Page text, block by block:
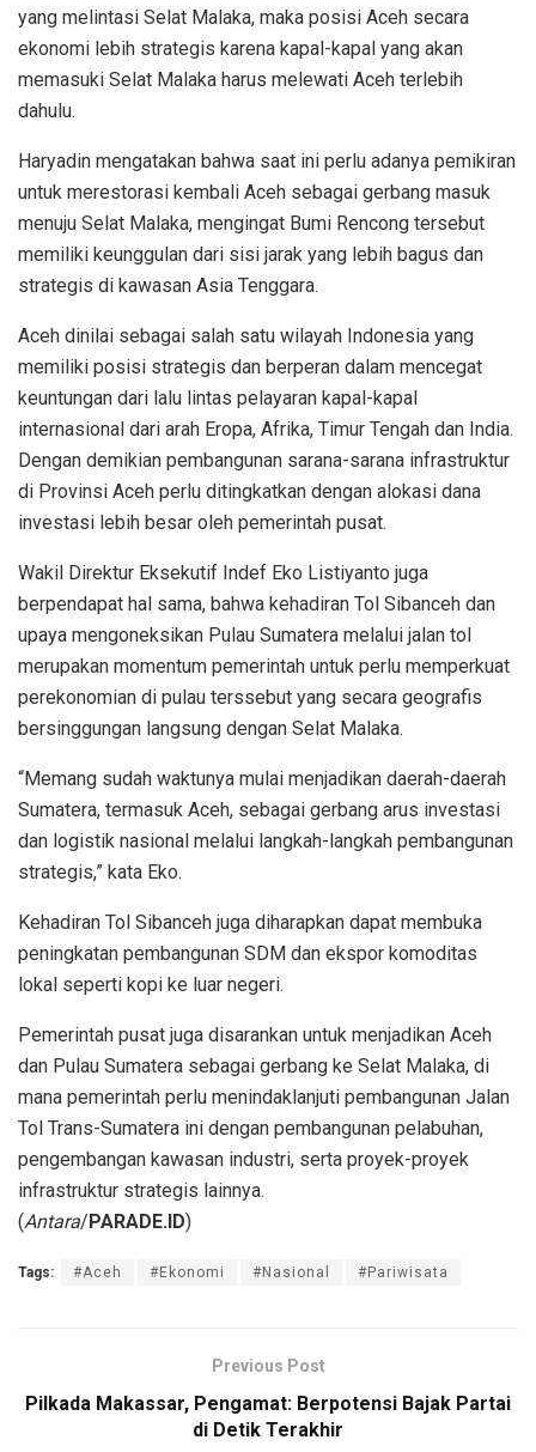
yang melintasi Selat Malaka, maka posisi Aceh secara
ekonomi lebih strategis karena kapal-kapal yang akan
memasuki Selat Malaka harus melewati Aceh terlebih
dahulu.
Haryadin mengatakan bahwa saat ini perlu adanya pemikiran
untuk merestorasi kembali Aceh sebagai gerbang masuk
menuju Selat Malaka, mengingat Bumi Rencong tersebut
memiliki keunggulan dari sisi jarak yang lebih bagus dan
strategis di kawasan Asia Tenggara.
Aceh dinilai sebagai salah satu wilayah Indonesia yang
memiliki posisi strategis dan berperan dalam mencegat
keuntungan dari lalu lintas pelayaran kapal-kapal
internasional dari arah Eropa, Afrika, Timur Tengah dan India.
Dengan demikian pembangunan sarana-sarana infrastruktur
di Provinsi Aceh perlu ditingkatkan dengan alokasi dana
investasi lebih besar oleh pemerintah pusat.
Wakil Direktur Eksekutif Indef Eko Listiyanto juga
berpendapat hal sama, bahwa kehadiran Tol Sibanceh dan
upaya mengoneksikan Pulau Sumatera melalui jalan tol
merupakan momentum pemerintah untuk perlu memperkuat
perekonomian di pulau terssebut yang secara geografis
bersinggungan langsung dengan Selat Malaka.
“Memang sudah waktunya mulai menjadikan daerah-daerah
Sumatera, termasuk Aceh, sebagai gerbang arus investasi
dan logistik nasional melalui langkah-langkah pembangunan
strategis,” kata Eko.
Kehadiran Tol Sibanceh juga diharapkan dapat membuka
peningkatan pembangunan SDM dan ekspor komoditas
lokal seperti kopi ke luar negeri.
Pemerintah pusat juga disarankan untuk menjadikan Aceh
dan Pulau Sumatera sebagai gerbang ke Selat Malaka, di
mana pemerintah perlu menindaklanjuti pembangunan Jalan
Tol Trans-Sumatera ini dengan pembangunan pelabuhan,
pengembangan kawasan industri, serta proyek-proyek
infrastruktur strategis lainnya.
(Antara/ PARADE.ID)
Tags: #Aceh #Ekonomi #Nasional #Pariwisata
Previous Post
Pilkada Makassar, Pengamat: Berpotensi Bajak Partai
di Detik Terakhir